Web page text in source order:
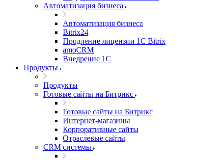
Автоматизация бизнеса
Автоматизация бизнеса
Bitrix24
Продление лицензии 1C Bitrix
amoCRM
Внедрение 1C
Продукты
Продукты
Готовые сайты на Битрикс
Готовые сайты на Битрикс
Интернет-магазины
Корпоративные сайты
Отраслевые сайты
CRM системы